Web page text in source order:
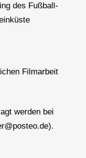
des Fußball-
Filmarbeit
werden bei